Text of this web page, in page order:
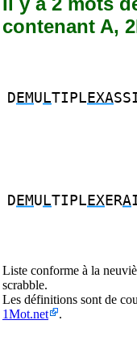
contenant A,
D EMU LTIPL EXA
D EMU LTIPL EXERA
Liste conforme à la
scrabble.
Les définitions sont de
1Mot.net
.